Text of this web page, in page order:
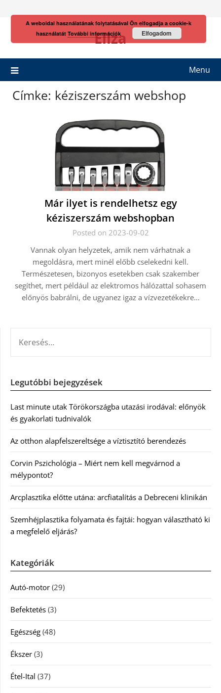
Eliza
Menu
Címke: kéziszerszám webshop
Már ilyet is rendelhetsz egy
kéziszerszám webshopban
Posted on 2023-09-02
Vannak olyan helyzetek, amik nem várhatnak a
megoldásra, mert minél előbb cselekedni kell.
Természetesen, bizonyos esetekben csak szakember
segíthet, mert például az elektromos hálózattal sohasem
előnyös babrálni, de ugyanez igaz a vízvezetékekre…
Legutóbbi bejegyzések
Last minute utak Törökországba utazási irodával: előnyök
és gyakorlati tudnivalók
Az otthon alapfelszereltsége a víztisztító berendezés
Corvin Pszichológia – Miért nem kell megvárnod a
mélypontot?
Arcplasztika előtte utána: arcfiatalítás a Debreceni klinikán
Szemhéjplasztika folyamata és fajtái: hogyan választható ki
a megfelelő eljárás?
Kategóriák
Autó-motor (29)
Befektetés (3)
Egészség (48)
Ékszer (3)
Étel-Ital (37)
A weboldal használatának folytatásával Ön elfogadja a cookie-k
használatát További információk Elfogadom